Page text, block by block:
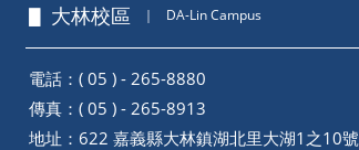
▋ 大林校區 ｜ DA-Lin Campus
電話：( 05 ) - 265-8880
傳真：( 05 ) - 265-8913
地址： 622 嘉義縣大林鎮湖北里大湖1之10號